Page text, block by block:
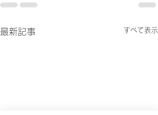
最新記事 すべて表示